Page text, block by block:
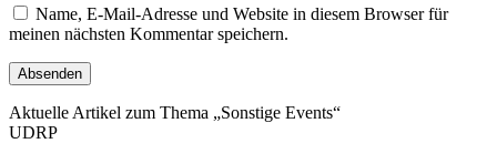
Name, E-Mail-Adresse und Website in diesem Browser für
meinen nächsten Kommentar speichern.
Aktuelle Artikel zum Thema „Sonstige Events“
UDRP